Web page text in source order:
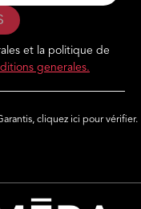
et la politique de
generales.
cliquez ici pour vérifier.